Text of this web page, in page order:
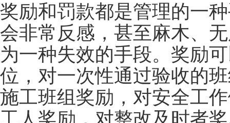
奖励和罚款都是管理的一
会非常反感，甚至麻木、
为一种失效的手段。奖励
位，对一次性通过验收的
施工班组奖励，对安全工
工人奖励，对整改及时者